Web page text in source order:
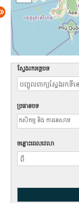
ស្វែងរកអត្ថបទ
ប្រធានបទ
ចន្លោះពេលវេលា